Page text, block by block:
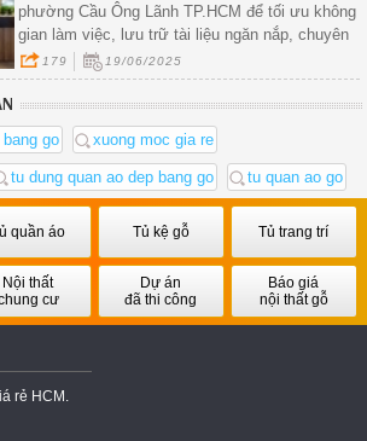
phường Cầu Ông Lãnh TP.HCM để tối ưu không
gian làm việc, lưu trữ tài liệu ngăn nắp, chuyên
nghiệp hơn? Chúng tôi chuyên thiết kế – thi công
nội thất văn phòng theo yêu cầu, thi công tận nơi
tại tphcm và đặc biệt tại các tuyến đường thuộc
phường Cầu Ông Lãnh.
179 19/06/2025
go xuong moc gia re
tu dung quan ao dep bang go tu quan ao go
quần áo Tủ kệ gỗ Tủ trang trí
Nội thất
cư
Dự án
đã thi công
Báo giá
nội thất gỗ
rẻ HCM.